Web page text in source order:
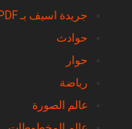
جريدة اسيف بـ PDF
حوادث
حوار
رياضة
عالم الصورة